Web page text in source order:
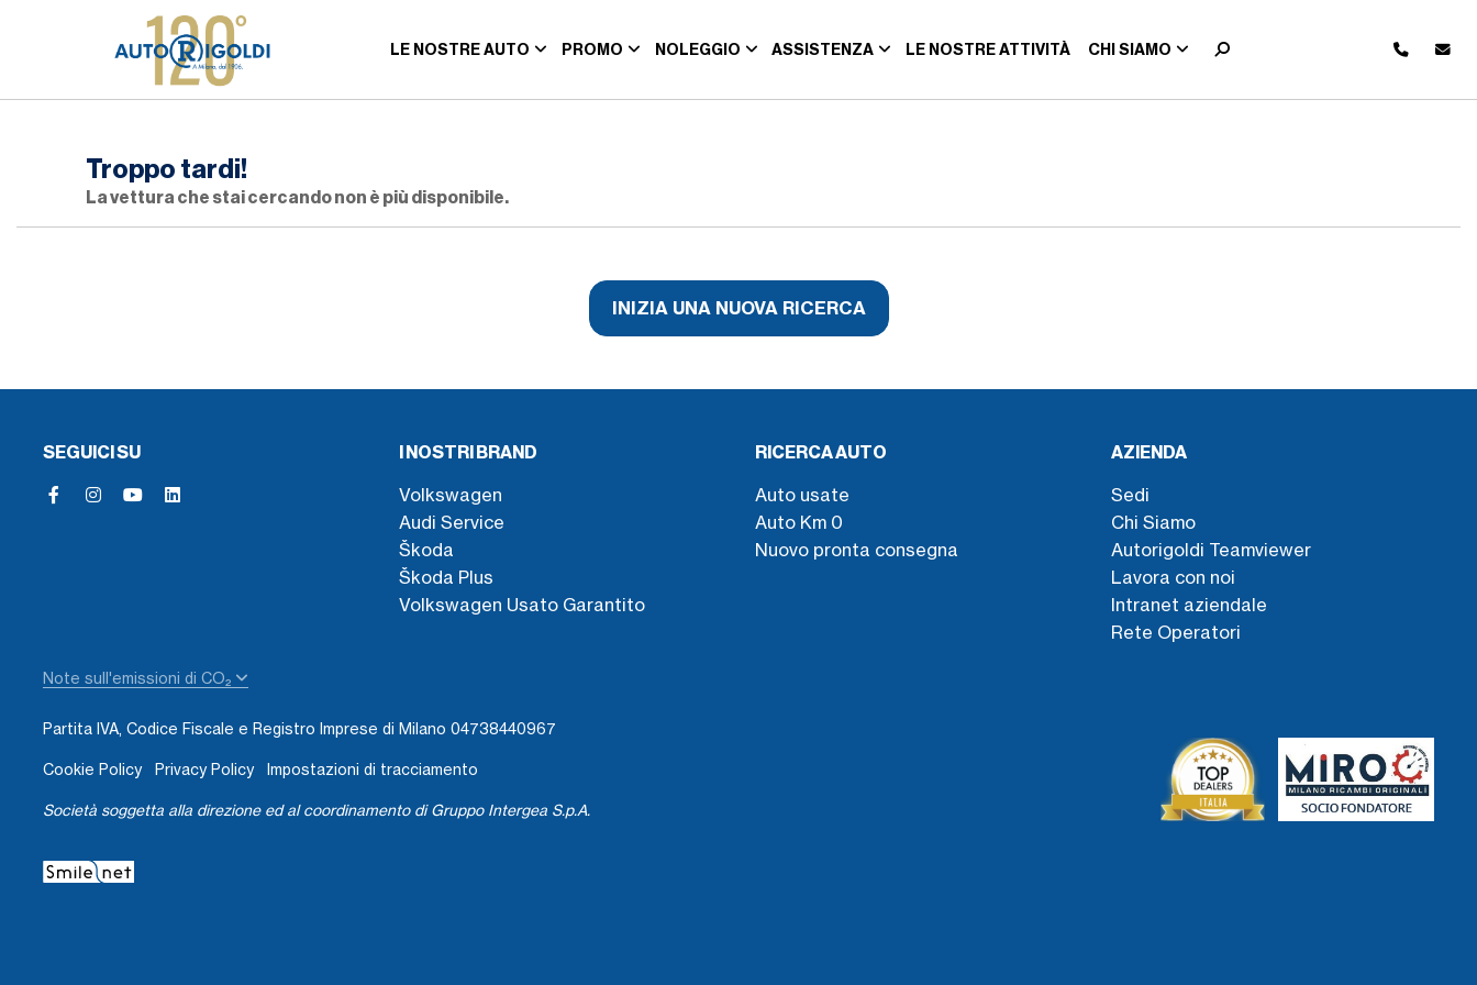
LE NOSTRE AUTO PROMO NOLEGGIO ASSISTENZA LE NOSTRE ATTIVITÀ CHI SIAMO
Troppo tardi!
La vettura che stai cercando non è più disponibile.
INIZIA UNA NUOVA RICERCA
SEGUICI SU I NOSTRI BRAND
Volkswagen
Audi Service
Škoda
Škoda Plus
Volkswagen Usato Garantito
RICERCA AUTO
Auto usate
Auto Km 0
Nuovo pronta consegna
AZIENDA
Sedi
Chi Siamo
Autorigoldi Teamviewer
Lavora con noi
Intranet aziendale
Rete Operatori
Note sull'emissioni di CO₂
Partita IVA, Codice Fiscale e Registro Imprese di Milano 04738440967
Cookie Policy Privacy Policy Impostazioni di tracciamento
Società soggetta alla direzione ed al coordinamento di Gruppo Intergea S.p.A.